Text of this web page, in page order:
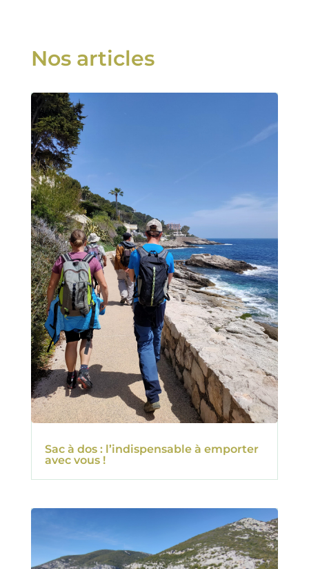
Nos articles
Sac à dos : l’indispensable à emporter
avec vous !